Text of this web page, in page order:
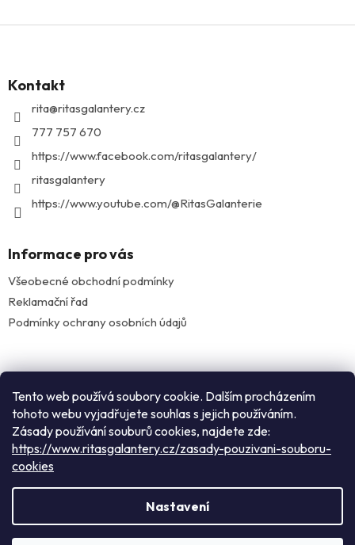
Tento web používá soubory cookie. Dalším procházením
tohoto webu vyjadřujete souhlas s jejich používáním.
Zásady používání souburů cookies, najdete zde:
https://www.ritasgalantery.cz/zasady-pouzivani-souboru-
cookies
Nastavení
Rádi Vás přivítáme v našem pražském obchodě: nacházíme se
Z
aKontakt
rita@ritasgalantery.cz
777 757 670
https://www.facebook.com/ritasgalantery/
ritasgalantery
https://www.youtube.com/@RitasGalanterie
Informace pro vás
Všeobecné obchodní podmínky
Reklamační řad
Podmínky ochrany osobních údajů
Instagram
Vytvořil Shoptet
Copyright 2026Rita's galanterie. Všechna práva